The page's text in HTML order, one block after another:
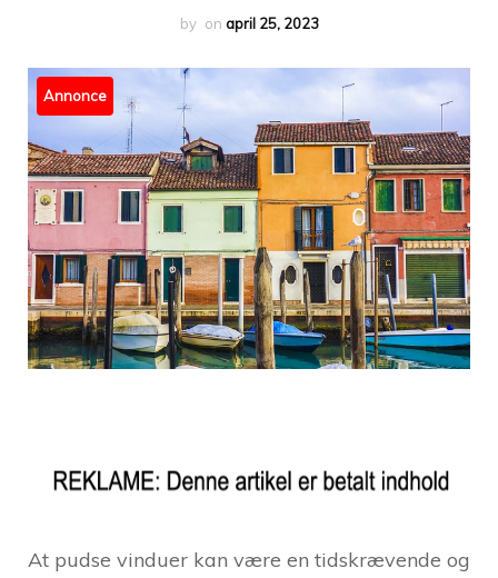
by on april 25, 2023
Annonce
At pudse vinduer kan være en tidskrævende og